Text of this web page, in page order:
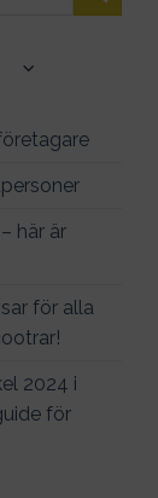
här är
för alla
2024 i
för